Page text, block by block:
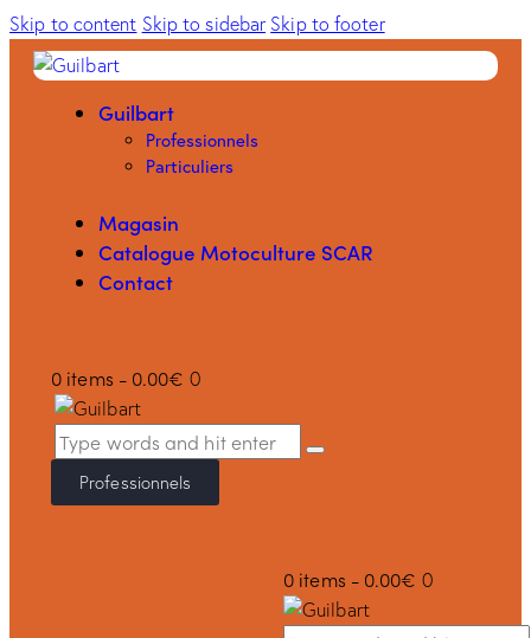
Skip to content Skip to sidebar Skip to footer
Guilbart
Professionnels
Particuliers
Magasin
Catalogue Motoculture SCAR
Contact
0 items - 0.00€ 0
Professionnels
0 items - 0.00€ 0